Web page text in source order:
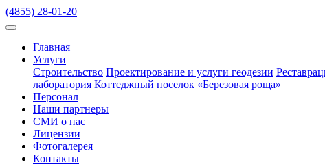
(4855) 28-01-20
Главная
Услуги
Строительство Проектирование и услуги геодезии
лаборатория Коттеджный поселок «Березовая роща»
Персонал
Наши партнеры
СМИ о нас
Лицензии
Фотогалерея
Контакты